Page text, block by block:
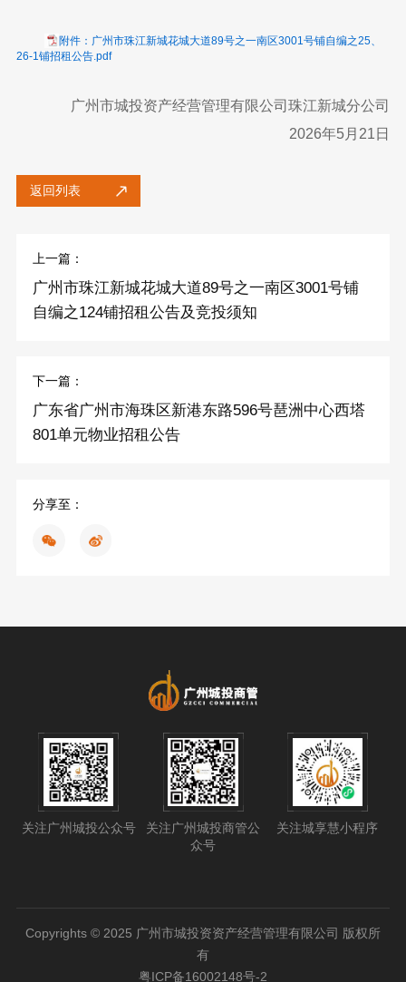
附件：广州市珠江新城花城大道89号之一南区3001号铺自编之25、
26-1铺招租公告.pdf
广州市城投资产经营管理有限公司珠江新城分公司
2026年5月21日
返回列表
上一篇：
广州市珠江新城花城大道89号之一南区3001号铺
自编之124铺招租公告及竞投须知
下一篇：
广东省广州市海珠区新港东路596号琶洲中心西塔
801单元物业招租公告
分享至：
关注广州城投公众号
关注广州城投商管公
众号
关注城享慧小程序
Copyrights © 2025 广州市城投资资产经营管理有限公司 版权所
有
粤ICP备16002148号-2